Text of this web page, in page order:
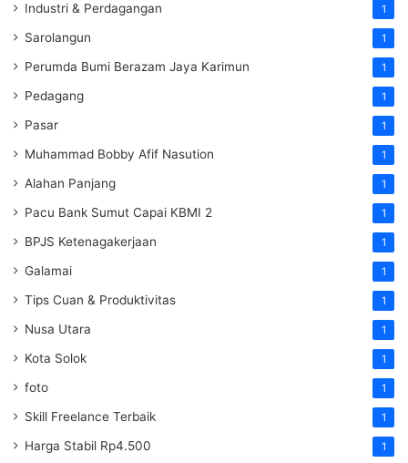
Industri & Perdagangan 1
Sarolangun 1
Perumda Bumi Berazam Jaya Karimun 1
Pedagang 1
Pasar 1
Muhammad Bobby Afif Nasution 1
Alahan Panjang 1
Pacu Bank Sumut Capai KBMI 2 1
BPJS Ketenagakerjaan 1
Galamai 1
Tips Cuan & Produktivitas 1
Nusa Utara 1
Kota Solok 1
foto 1
Skill Freelance Terbaik 1
Harga Stabil Rp4.500 1